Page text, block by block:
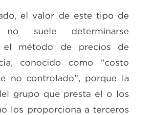
el valor de este tipo de
no suele determinarse
el método de precios de
conocido como “costo
no controlado”, porque la
grupo que presta el o los
los proporciona a terceros